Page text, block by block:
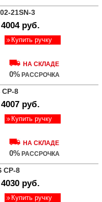
21SN-3
4004 руб.
Купить ручку
НА СКЛАДЕ
0% РАССРОЧКА
8
4007 руб.
Купить ручку
НА СКЛАДЕ
0% РАССРОЧКА
CP-8
4030 руб.
Купить ручку